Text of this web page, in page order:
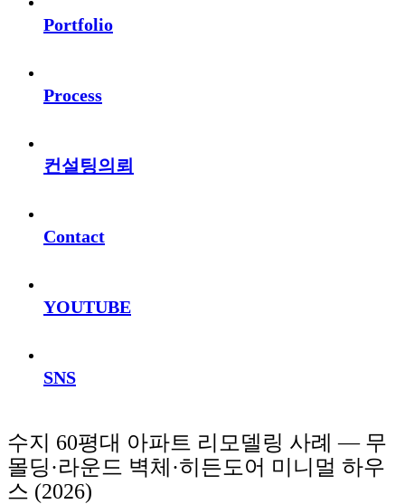
Portfolio
Process
컨설팅의뢰
Contact
YOUTUBE
SNS
수지 60평대 아파트 리모델링 사례 — 무
몰딩·라운드 벽체·히든도어 미니멀 하우
스 (2026)